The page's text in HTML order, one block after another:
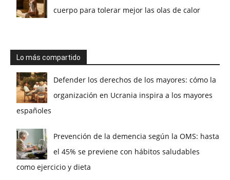
cuerpo para tolerar mejor las olas de calor
Lo más compartido
Defender los derechos de los mayores: cómo la
organización en Ucrania inspira a los mayores
españoles
Prevención de la demencia según la OMS: hasta
el 45% se previene con hábitos saludables
como ejercicio y dieta